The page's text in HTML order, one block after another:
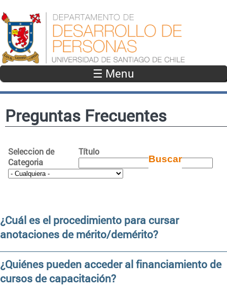
☰ Menu
Preguntas Frecuentes
Seleccion de
Categoria
Título
¿Cuál es el procedimiento para cursar
anotaciones de mérito/demérito?
¿Quiénes pueden acceder al financiamiento de
cursos de capacitación?